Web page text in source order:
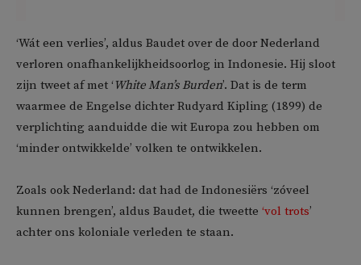
‘Wát een verlies’, aldus Baudet over de door Nederland
verloren onafhankelijkheidsoorlog in Indonesie. Hij sloot
zijn tweet af met ‘ White Man’s Burden’. Dat is de term
waarmee de Engelse dichter Rudyard Kipling (1899) de
verplichting aanduidde die wit Europa zou hebben om
‘minder ontwikkelde’ volken te ontwikkelen.
Zoals ook Nederland: dat had de Indonesiërs ‘zóveel
kunnen brengen’, aldus Baudet, die tweette ‘vol trots’
achter ons koloniale verleden te staan.